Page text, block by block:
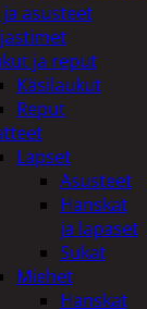
asusteet
ja reput
Käsilaukut
Reput
Lapset
Asusteet
Hanskat
ja lapaset
Sukat
Miehet
Hanskat